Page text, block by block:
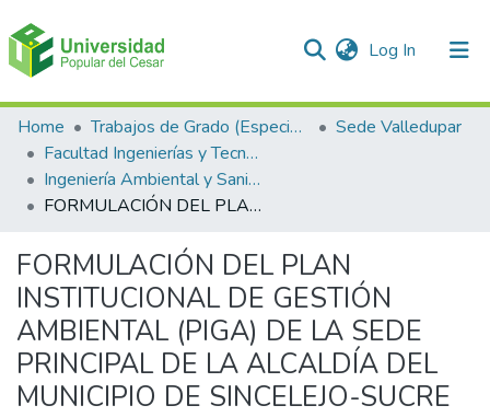
Log In (current)
Communities & Collections
All of DSpace
Statistics
Home Trabajos de Grado (Especializaciones y Pregrados)
Sede Valledupar
Facultad Ingenierías y Tecnologías
Ingeniería Ambiental y Sanitaria.
FORMULACIÓN DEL PLAN INSTITUCIONAL DE GESTIÓN AMBIENTAL (PIGA) DE LA SEDE PRINCIPAL DE LA ALCALDÍA DEL MUNICIPIO DE SINCELEJO-SUCRE
FORMULACIÓN DEL PLAN
INSTITUCIONAL DE GESTIÓN
AMBIENTAL (PIGA) DE LA SEDE
PRINCIPAL DE LA ALCALDÍA DEL
MUNICIPIO DE SINCELEJO-SUCRE